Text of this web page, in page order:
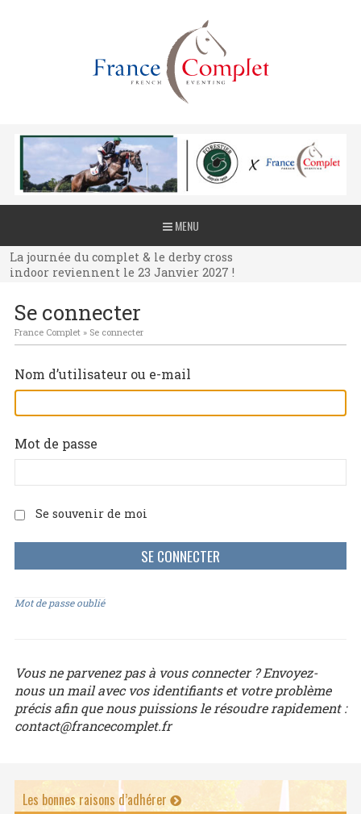
MENU
La journée du complet & le derby cross
indoor reviennent le 23 Janvier 2027 !
La journée du complet & le derby cross
indoor reviennent le 23 Janvier 2027 !
indoor reviennent le 23 Janvier 2027 !
Se connecter
France Complet» Se connecter
Nom d’utilisateur ou e-mail
Mot de passe
Se souvenir de moi
Mot de passe oublié
Vous ne parvenez pas à vous connecter ? Envoyez-
nous un mail avec vos identifiants et votre problème
précis afin que nous puissions le résoudre rapidement :
contact@francecomplet.fr
Les bonnes raisons d’adhérer